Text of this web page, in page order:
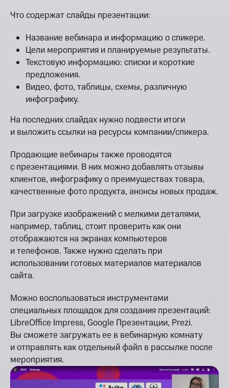
Что содержат слайды презентации:
Название вебинара и информацию о спикере.
Цели мероприятия и планируемые результаты.
Текстовую информацию: списки и короткие
предложения.
Видео, фото, таблицы, схемы, различную
инфографику.
На последних слайдах нужно подвести итоги
и выложить ссылки на ресурсы компании/спикера.
Продающие вебинары также проводятся
с презентациями. В них можно добавлять отзывы
клиентов, инфографику о преимуществах товара,
качественные фото продукта, анонсы новых продаж.
При загрузке изображений с мелкими деталями,
например, таблиц, стоит проверить как они
отображаются на экранах компьютеров
и телефонов. Также нужно сделать при
использовании готовых материалов материалов
сайта.
Можно воспользоваться инструментами
специальных площадок для создания презентаций:
LibreOffice Impress, Google Презентации, Prezi.
Вы сможете загружать ее в вебинарную комнату
и отправлять как отдельный файл в рассылке после
мероприятия.